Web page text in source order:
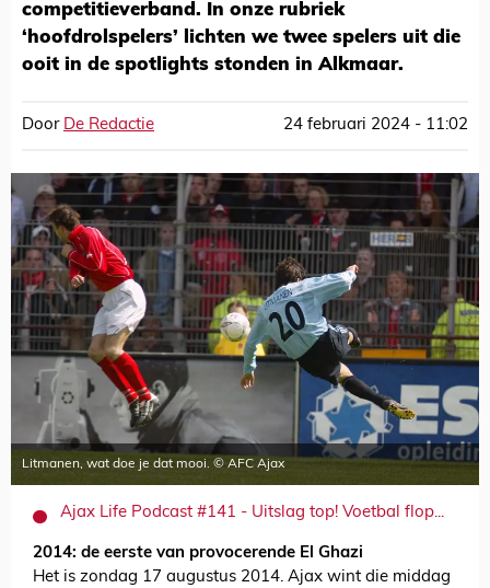
competitieverband. In onze rubriek
‘hoofdrolspelers’ lichten we twee spelers uit die
ooit in de spotlights stonden in Alkmaar.
Door De Redactie 24 februari 2024 - 11:02
Litmanen, wat doe je dat mooi. © AFC Ajax
Ajax Life Podcast #141 - Uitslag top! Voetbal flop...
2014: de eerste van provocerende El Ghazi
Het is zondag 17 augustus 2014. Ajax wint die middag